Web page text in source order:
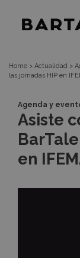
Asiste
de
las
Home > Actualidad >
las jornadas HIP en
Agenda y
Asiste
en